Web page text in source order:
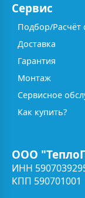
Сервис
Подбор/Расчёт
Доставка
Гарантия
Монтаж
Сервисное
Как купить?
ООО
ИНН
КПП 590701001